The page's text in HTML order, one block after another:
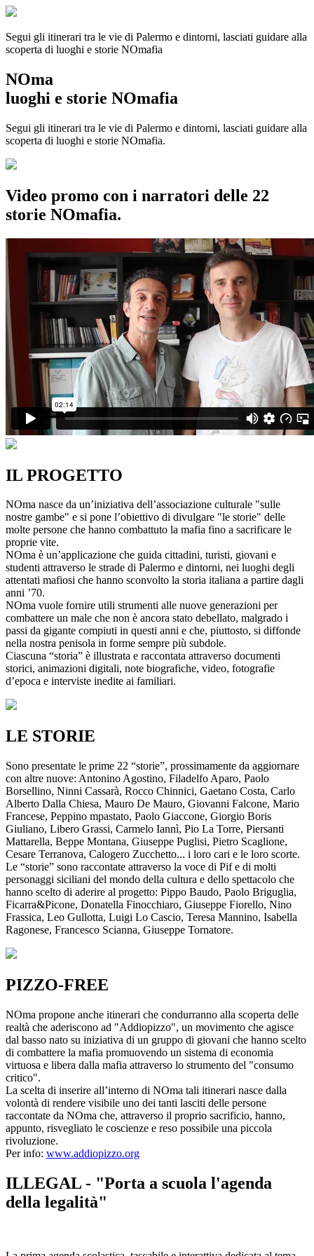
Segui gli itinerari tra le vie di Palermo e dintorni, lasciati guidare alla
scoperta di luoghi e storie NOmafia
NOma
luoghi e storie NOmafia
Segui gli itinerari tra le vie di Palermo e dintorni, lasciati guidare alla
scoperta di luoghi e storie NOmafia.
Video promo con i narratori delle 22
storie NOmafia.
IL PROGETTO
NOma nasce da un’iniziativa dell’associazione culturale "sulle
nostre gambe" e si pone l’obiettivo di divulgare "le storie" delle
molte persone che hanno combattuto la mafia fino a sacrificare le
proprie vite.
NOma è un’applicazione che guida cittadini, turisti, giovani e
studenti attraverso le strade di Palermo e dintorni, nei luoghi degli
attentati mafiosi che hanno sconvolto la storia italiana a partire dagli
anni ’70.
NOma vuole fornire utili strumenti alle nuove generazioni per
combattere un male che non è ancora stato debellato, malgrado i
passi da gigante compiuti in questi anni e che, piuttosto, si diffonde
nella nostra penisola in forme sempre più subdole.
Ciascuna “storia” è illustrata e raccontata attraverso documenti
storici, animazioni digitali, note biografiche, video, fotografie
d’epoca e interviste inedite ai familiari.
LE STORIE
Sono presentate le prime 22 “storie”, prossimamente da aggiornare
con altre nuove: Antonino Agostino, Filadelfo Aparo, Paolo
Borsellino, Ninni Cassarà, Rocco Chinnici, Gaetano Costa, Carlo
Alberto Dalla Chiesa, Mauro De Mauro, Giovanni Falcone, Mario
Francese, Peppino mpastato, Paolo Giaccone, Giorgio Boris
Giuliano, Libero Grassi, Carmelo Iannì, Pio La Torre, Piersanti
Mattarella, Beppe Montana, Giuseppe Puglisi, Pietro Scaglione,
Cesare Terranova, Calogero Zucchetto... i loro cari e le loro scorte.
Le “storie” sono raccontate attraverso la voce di Pif e di molti
personaggi siciliani del mondo della cultura e dello spettacolo che
hanno scelto di aderire al progetto: Pippo Baudo, Paolo Briguglia,
Ficarra&Picone, Donatella Finocchiaro, Giuseppe Fiorello, Nino
Frassica, Leo Gullotta, Luigi Lo Cascio, Teresa Mannino, Isabella
Ragonese, Francesco Scianna, Giuseppe Tornatore.
PIZZO-FREE
NOma propone anche itinerari che condurranno alla scoperta delle
realtà che aderiscono ad "Addiopizzo", un movimento che agisce
dal basso nato su iniziativa di un gruppo di giovani che hanno scelto
di combattere la mafia promuovendo un sistema di economia
virtuosa e libera dalla mafia attraverso lo strumento del "consumo
critico".
La scelta di inserire all’interno di NOma tali itinerari nasce dalla
volontà di rendere visibile uno dei tanti lasciti delle persone
raccontate da NOma che, attraverso il proprio sacrificio, hanno,
appunto, risvegliato le coscienze e reso possibile una piccola
rivoluzione.
Per info: www.addiopizzo.org
ILLEGAL - "Porta a scuola l'agenda
della legalità"